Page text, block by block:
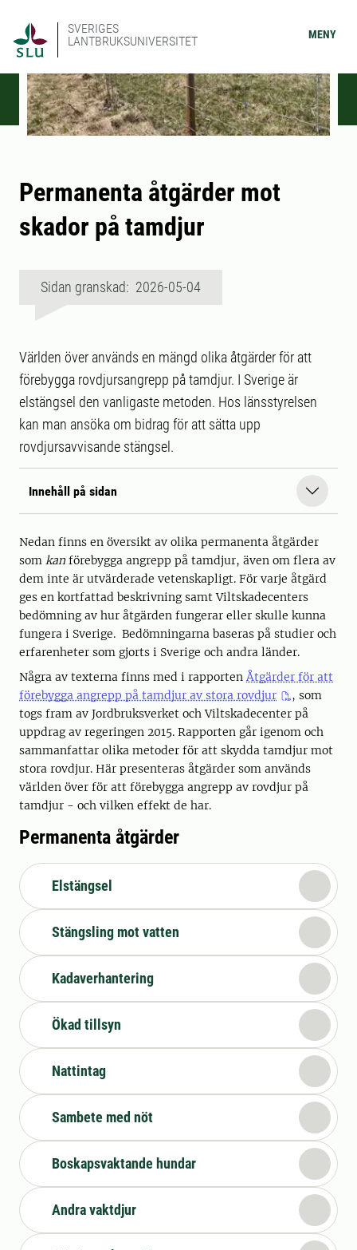
SVERIGES
LANTBRUKSUNIVERSITET
MENY
Permanenta åtgärder mot
skador på tamdjur
Sidan granskad: 2026-05-04
Världen över används en mängd olika åtgärder för att
förebygga rovdjursangrepp på tamdjur. I Sverige är
elstängsel den vanligaste metoden. Hos länsstyrelsen
kan man ansöka om bidrag för att sätta upp
rovdjursavvisande stängsel.
Innehåll på sidan
Nedan finns en översikt av olika permanenta åtgärder
som kanförebygga angrepp på tamdjur, även om flera av
dem inte är utvärderade vetenskapligt. För varje åtgärd
ges en kortfattad beskrivning samt Viltskadecenters
bedömning av hur åtgärden fungerar eller skulle kunna
fungera i Sverige. Bedömningarna baseras på studier och
erfarenheter som gjorts i Sverige och andra länder.
Några av texterna finns med i rapporten Åtgärder för att
förebygga angrepp på tamdjur av stora rovdjur
, som
togs fram av Jordbruksverket och Viltskadecenter på
uppdrag av regeringen 2015. Rapporten går igenom och
sammanfattar olika metoder för att skydda tamdjur mot
stora rovdjur. Här presenteras åtgärder som används
världen över för att förebygga angrepp av rovdjur på
tamdjur - och vilken effekt de har.
Permanenta åtgärder
Elstängsel
Stängsling mot vatten
Kadaverhantering
Ökad tillsyn
Nattintag
Sambete med nöt
Boskapsvaktande hundar
Andra vaktdjur